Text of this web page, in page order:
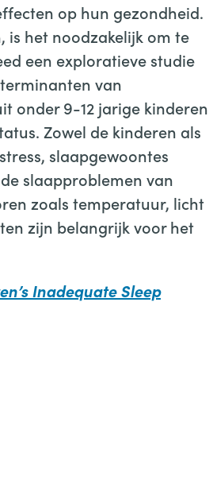
op hun gezondheid.
is het noodzakelijk om te
een exploratieve studie
van
onder 9-12 jarige kinderen
Zowel de kinderen als
slaapgewoontes
slaapproblemen van
zoals temperatuur, licht
zijn belangrijk voor het
Inadequate Sleep